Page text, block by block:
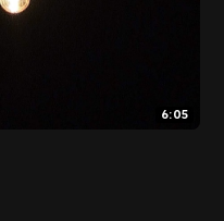
6:05